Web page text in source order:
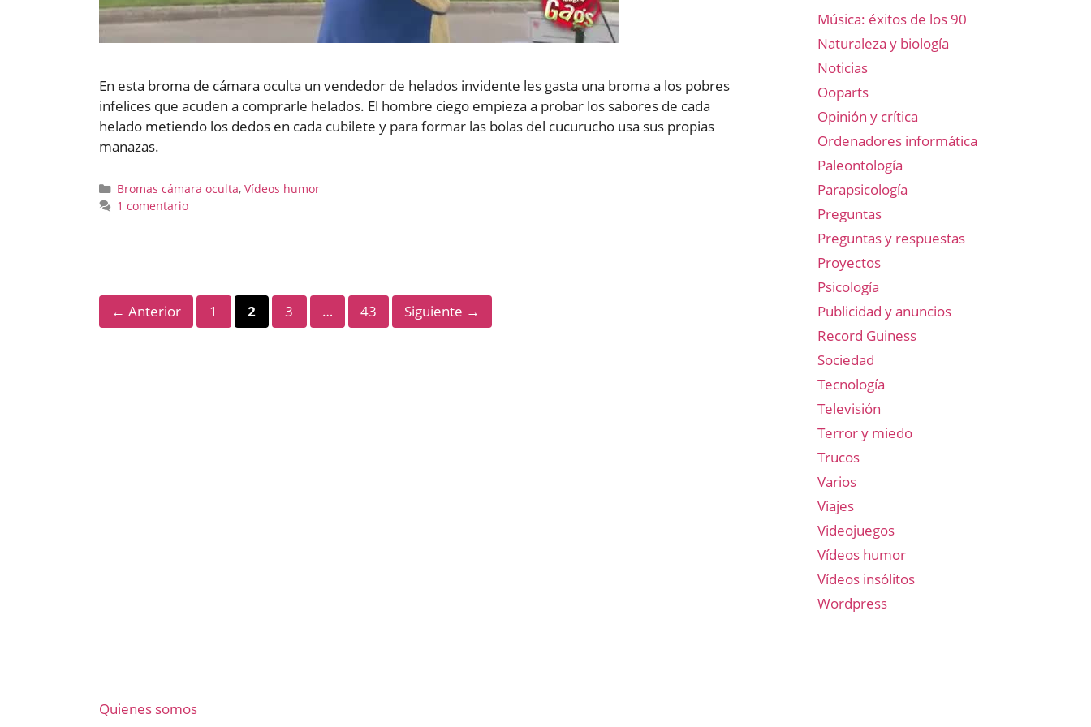
En esta broma de cámara oculta un vendedor de helados invidente les gasta una broma a los pobres
infelices que acuden a comprarle helados. El hombre ciego empieza a probar los sabores de cada
helado metiendo los dedos en cada cubilete y para formar las bolas del cucurucho usa sus propias
manazas.
Categorías
Bromas cámara oculta, Vídeos humor
1 comentario
← Anterior Página
1 Página
2 Página
3 … Página
43 Siguiente →
Música: éxitos de los 90
Naturaleza y biología
Noticias
Ooparts
Opinión y crítica
Ordenadores informática
Paleontología
Parapsicología
Preguntas
Preguntas y respuestas
Proyectos
Psicología
Publicidad y anuncios
Record Guiness
Sociedad
Tecnología
Televisión
Terror y miedo
Trucos
Varios
Viajes
Videojuegos
Vídeos humor
Vídeos insólitos
Wordpress
Quienes somos